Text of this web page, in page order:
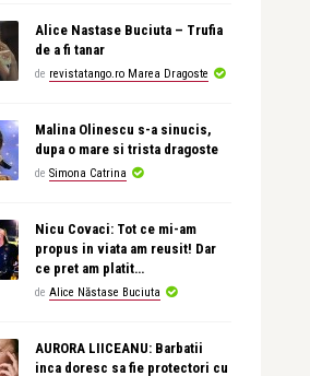
Alice Nastase Buciuta – Trufia
de a fi tanar
de revistatango.ro Marea Dragoste
Malina Olinescu s-a sinucis,
dupa o mare si trista dragoste
de Simona Catrina
Nicu Covaci: Tot ce mi-am
propus in viata am reusit! Dar
ce pret am platit…
de Alice Năstase Buciuta
AURORA LIICEANU: Barbatii
inca doresc sa fie protectori cu